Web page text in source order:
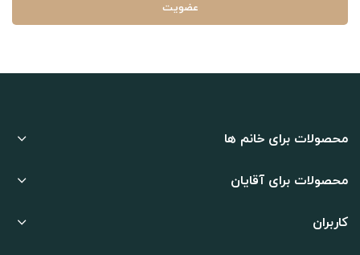
عضویت
محصولات برای خانم ها
محصولات برای آقایان
کاربران